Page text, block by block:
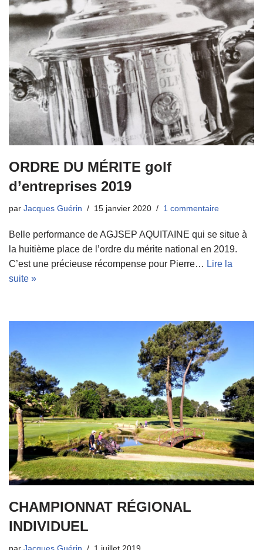
ORDRE DU MÉRITE golf
d’entreprises 2019
par Jacques Guérin 15 janvier 2020 1 commentaire
Belle performance de AGJSEP AQUITAINE qui se situe à
la huitième place de l’ordre du mérite national en 2019.
C’est une précieuse récompense pour Pierre… Lire la
suite »
CHAMPIONNAT RÉGIONAL
INDIVIDUEL
par Jacques Guérin 1 juillet 2019